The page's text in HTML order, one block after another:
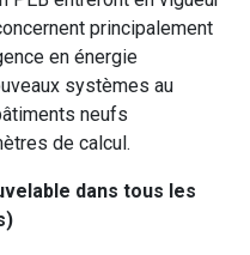
principalement
en énergie
systèmes au
neufs
de calcul.
dans tous les